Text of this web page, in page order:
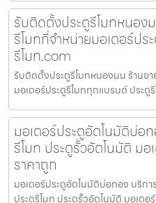
รับติดตั้งประตูรีโมทหนอง
รีโมทที่จำหน่ายมอเตอร์ป
รีโมท.com
รับติดตั้งประตูรีโมทหนองมน ร้านข
มอเตอร์ประตูรีโมททุกแบรนด์ ประ
มอเตอร์ประตูอัตโนมัติบ่อ
รีโมท ประตูรั้วอัตโนมัติ ม
ราคาถูก
มอเตอร์ประตูอัตโนมัติบ่อทอง บริก
ประตูรีโมท ประตูรั้วอัตโนมัติ มอเตอ